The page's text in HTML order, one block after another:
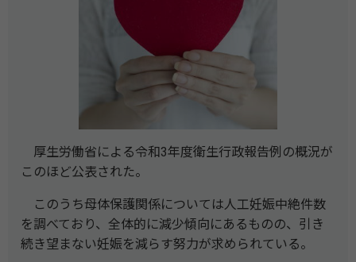
厚生労働省による令和3年度衛生行政報告例の概況が
このほど公表された。
このうち母体保護関係については人工妊娠中絶件数
を調べており、全体的に減少傾向にあるものの、引き
続き望まない妊娠を減らす努力が求められている。